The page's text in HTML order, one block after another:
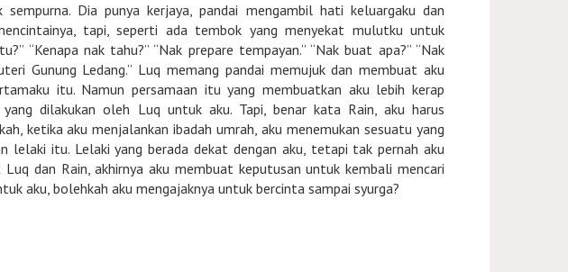
sempurna. Dia punya kerjaya, pandai mengambil hati keluargaku dan
tapi, seperti ada tembok yang menyekat mulutku untuk
“Kenapa nak tahu?” “Nak prepare tempayan.” “Nak buat apa?” “Nak
Gunung Ledang.” Luq memang pandai memujuk dan membuat aku
itu. Namun persamaan itu yang membuatkan aku lebih kerap
dilakukan oleh Luq untuk aku. Tapi, benar kata Rain, aku harus
ketika aku menjalankan ibadah umrah, aku menemukan sesuatu yang
lelaki itu. Lelaki yang berada dekat dengan aku, tetapi tak pernah aku
dan Rain, akhirnya aku membuat keputusan untuk kembali mencari
aku, bolehkah aku mengajaknya untuk bercinta sampai syurga?